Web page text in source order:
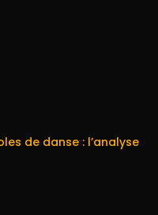
de danse : l’analyse